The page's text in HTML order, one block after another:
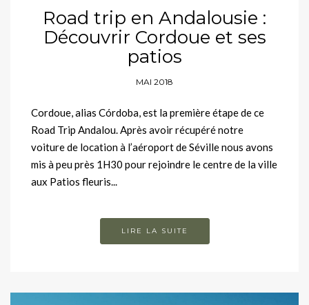
Road trip en Andalousie :
Découvrir Cordoue et ses
patios
MAI 2018
Cordoue, alias Córdoba, est la première étape de ce
Road Trip Andalou. Après avoir récupéré notre
voiture de location à l’aéroport de Séville nous avons
mis à peu près 1H30 pour rejoindre le centre de la ville
aux Patios fleuris...
LIRE LA SUITE